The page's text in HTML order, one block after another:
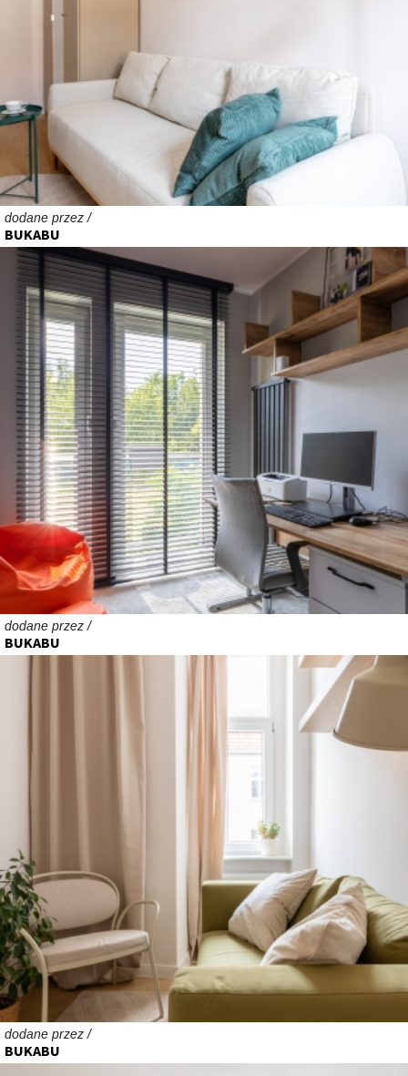
dodane przez /
BUKABU
dodane przez /
BUKABU
dodane przez /
BUKABU